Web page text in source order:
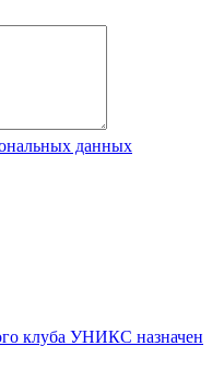
данных
клуба УНИКС назначен